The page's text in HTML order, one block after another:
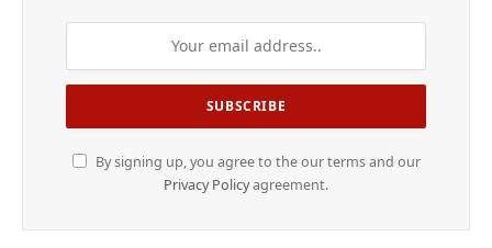
By signing up, you agree to the our terms and our
Privacy Policyagreement.